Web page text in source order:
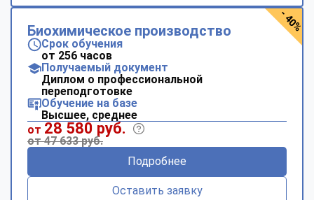
Биохимическое производство
Срок обучения
от 256 часов
Получаемый документ
Диплом о профессиональной
переподготовке
Обучение на базе
Высшее, среднее
от 28 580 руб.
от 47 633 руб.
Подробнее
Оставить заявку
- 40%